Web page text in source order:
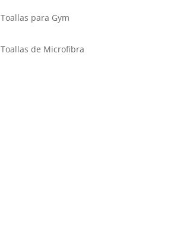
Toallas para Gym
Toallas de Microfibra